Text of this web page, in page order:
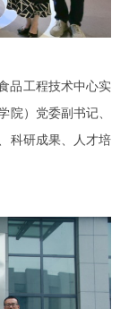
品工程技术中心实
院）党委副书记、
科研成果、人才培